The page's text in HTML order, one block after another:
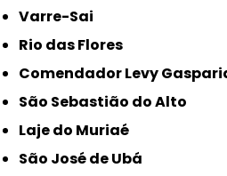
Varre-Sai
Rio das Flores
Comendador Levy
São Sebastião do Alto
Laje do Muriaé
São José de Ubá